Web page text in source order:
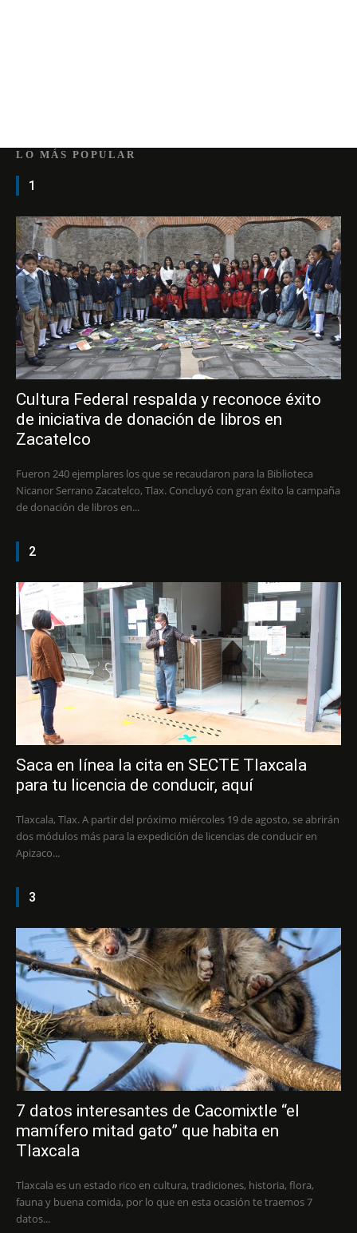
LO MÁS POPULAR
1
Cultura Federal respalda y reconoce éxito
de iniciativa de donación de libros en
Zacatelco
Fueron 240 ejemplares los que se recaudaron para la Biblioteca
Nicanor Serrano Zacatelco, Tlax. Concluyó con gran éxito la campaña
de donación de libros en...
2
Saca en línea la cita en SECTE Tlaxcala
para tu licencia de conducir, aquí
Tlaxcala, Tlax. A partir del próximo miércoles 19 de agosto, se abrirán
dos módulos más para la expedición de licencias de conducir en
Apizaco...
3
7 datos interesantes de Cacomixtle “el
mamífero mitad gato” que habita en
Tlaxcala
Tlaxcala es un estado rico en cultura, tradiciones, historia, flora,
fauna y buena comida, por lo que en esta ocasión te traemos 7
datos...